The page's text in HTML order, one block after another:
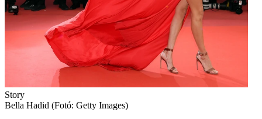
Story
Bella Hadid (Fotó: Getty Images)